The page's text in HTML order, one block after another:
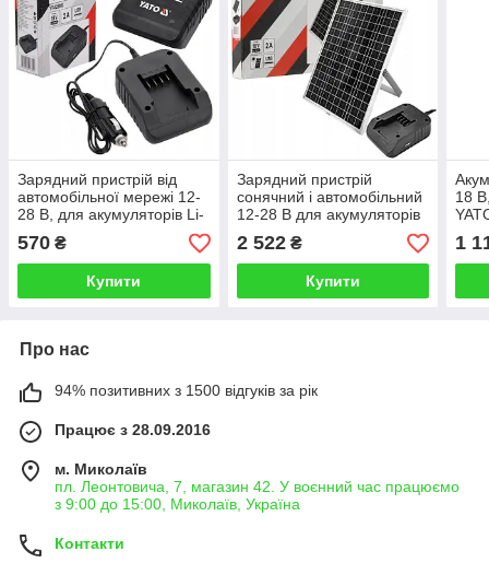
Зарядний пристрій від
автомобільної мережі 12-
28 B, для акумуляторів Li-
Ion 18 В, 2 А, USB-в YATO
Оригінал
570 ₴
Купити
Зарядний пристрій
сонячний і автомобільний
12-28 B для акумуляторів
Оригінал
2 522₴
Купити
18
1
Про нас
94% позитивних з 1500 відгуків за рік
Працює з 28.09.2016
м. Миколаїв
пл. Леонтовича, 7, магазин 42. У воєнний час працюємо
з 9:00 до 15:00, Миколаїв, Україна
Контакти